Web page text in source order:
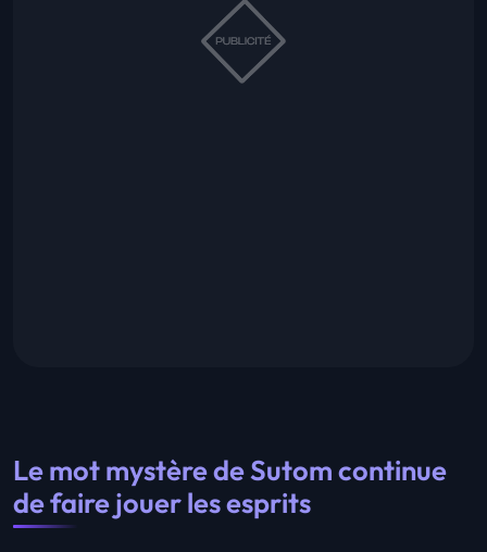
Le mot mystère de Sutom continue
de faire jouer les esprits